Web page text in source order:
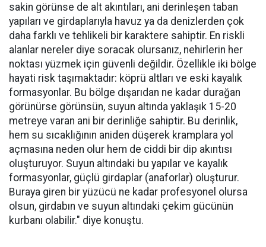
sakin görünse de alt akıntıları, ani derinleşen taban
yapıları ve girdaplarıyla havuz ya da denizlerden çok
daha farklı ve tehlikeli bir karaktere sahiptir. En riskli
alanlar nereler diye soracak olursanız, nehirlerin her
noktası yüzmek için güvenli değildir. Özellikle iki bölge
hayati risk taşımaktadır: köprü altları ve eski kayalık
formasyonlar. Bu bölge dışarıdan ne kadar durağan
görünürse görünsün, suyun altında yaklaşık 15-20
metreye varan ani bir derinliğe sahiptir. Bu derinlik,
hem su sıcaklığının aniden düşerek kramplara yol
açmasına neden olur hem de ciddi bir dip akıntısı
oluşturuyor. Suyun altındaki bu yapılar ve kayalık
formasyonlar, güçlü girdaplar (anaforlar) oluşturur.
Buraya giren bir yüzücü ne kadar profesyonel olursa
olsun, girdabın ve suyun altındaki çekim gücünün
kurbanı olabilir." diye konuştu.